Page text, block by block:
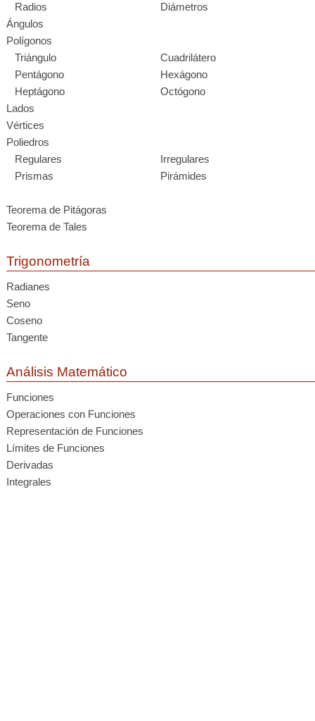
Radios
Diámetros
Ángulos
Polígonos
Triángulo
Cuadrilátero
Pentágono
Hexágono
Heptágono
Octógono
Lados
Vértices
Poliedros
Regulares
Irregulares
Prismas
Pirámides
Teorema de Pitágoras
Teorema de Tales
Trigonometría
Radianes
Seno
Coseno
Tangente
Análisis Matemático
Funciones
Operaciones con Funciones
Representación de Funciones
Límites de Funciones
Derivadas
Integrales